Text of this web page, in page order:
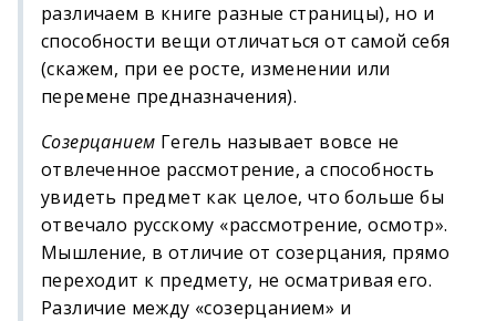
различаем в книге разные страницы), но и
способности вещи отличаться от самой себя
(скажем, при ее росте, изменении или
перемене предназначения).
Созерцанием Гегель называет вовсе не
отвлеченное рассмотрение, а способность
увидеть предмет как целое, что больше бы
отвечало русскому «рассмотрение, осмотр».
Мышление, в отличие от созерцания, прямо
переходит к предмету, не осматривая его.
Различие между «созерцанием» и